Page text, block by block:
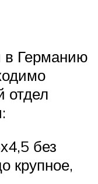
Германию
отдел
без
крупное,